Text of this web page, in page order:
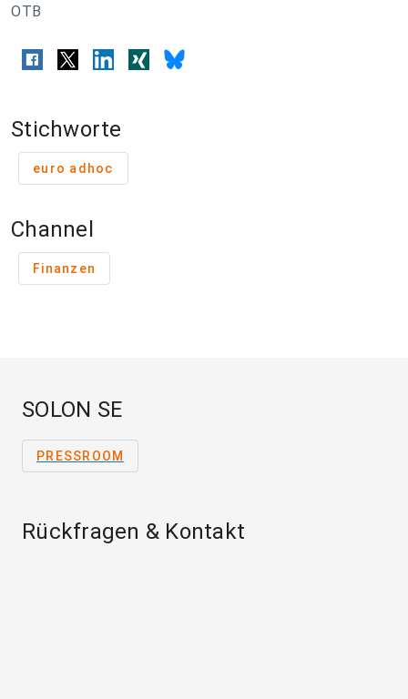
OTB
Stichworte
euro adhoc
Channel
Finanzen
SOLON SE
PRESSROOM
Rückfragen & Kontakt